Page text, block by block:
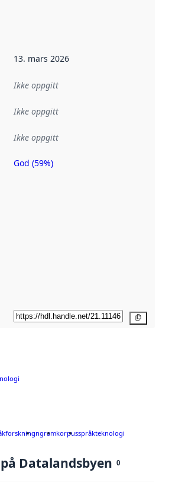
13. mars 2026
Ikke oppgitt
Ikke oppgitt
Ikke oppgitt
Metadatakvalitet
God (59%)
ngramkorpusspråkteknologi
Datalandsbyen 0